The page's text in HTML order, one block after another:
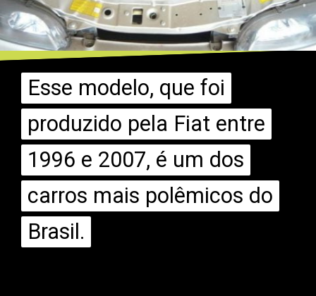
Esse modelo, que foi
produzido pela Fiat entre
1996 e 2007, é um dos
carros mais polêmicos do
Brasil.
Esse modelo, que foi
produzido pela Fiat entre
1996 e 2007, é um dos
carros mais polêmicos do
Brasil.